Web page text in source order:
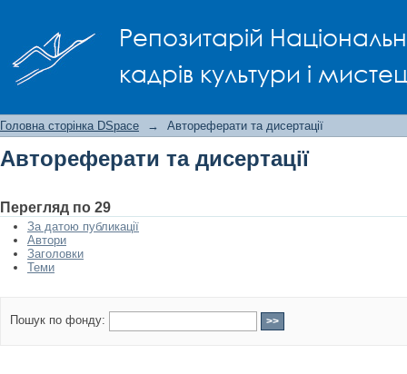
Репозитарій
кадрів культури і
Головна сторінка DSpace → Автореферати та дисертації
Автореферати та дисертації
Перегляд по 29
За датою публикації
Автори
Заголовки
Теми
Пошук по фонду: